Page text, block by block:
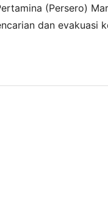
(Persero)
dan evakuasi
5.000…